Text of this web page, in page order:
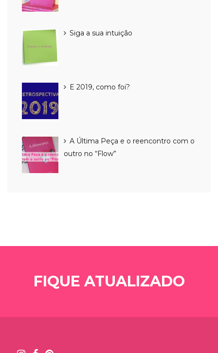
Siga a sua intuição
E 2019, como foi?
A Última Peça e o reencontro com o
outro no “Flow”
FIQUE ATUALIZADO